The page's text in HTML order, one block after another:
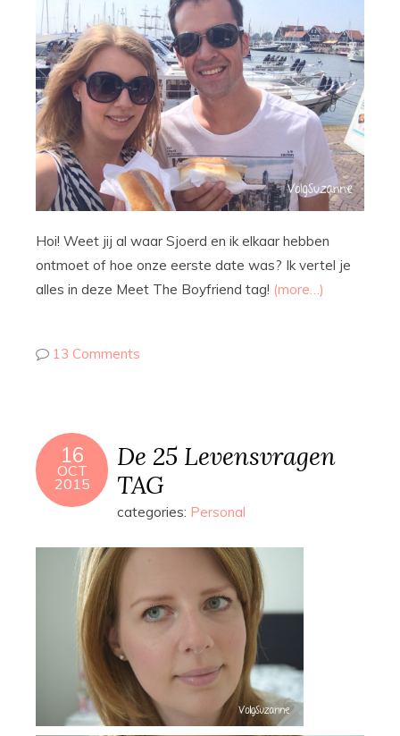
Hoi! Weet jij al waar Sjoerd en ik elkaar hebben
ontmoet of hoe onze eerste date was? Ik vertel je
alles in deze Meet The Boyfriend tag! (more…)
13 Comments
16
OCT
2015
De 25 Levensvragen
TAG
categories: Personal